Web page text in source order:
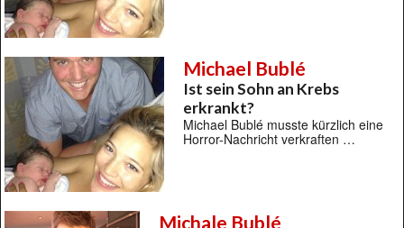
Michael Bublé
Ist sein Sohn an Krebs
erkrankt?
Michael Bublé musste kürzlich eine
Horror-Nachricht verkraften …
Michale Bublé